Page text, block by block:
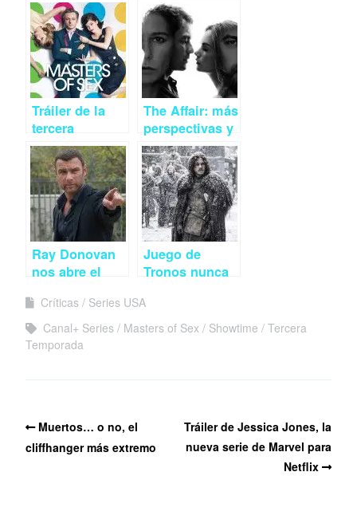
Tráiler de la
tercera
temporada de
Masters of Sex
The Affair: más
perspectivas y
más mentiras
Ray Donovan
nos abre el
tres suculentos
tráilers
Juego de
Tronos nunca
sorprendernos
Críticas
Series USA
Canal+ Series
Masters of Sex Showtime
Tercera
Temporada
Muertos… o no, el
cliffhanger más extremo
Tráiler de Jessica Jones, la
nueva serie de Marvel para
Netflix